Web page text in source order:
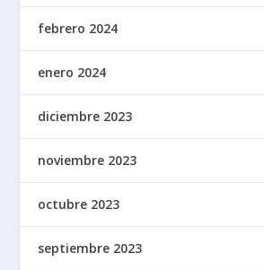
febrero 2024
enero 2024
diciembre 2023
noviembre 2023
octubre 2023
septiembre 2023